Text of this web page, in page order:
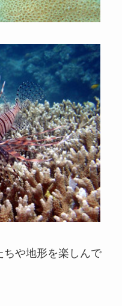
や地形を楽しんで